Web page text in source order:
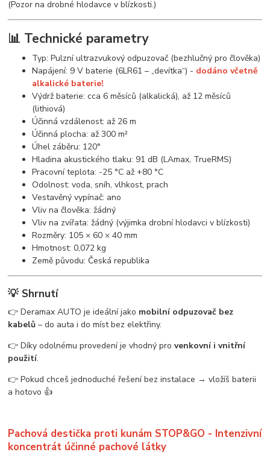
(Pozor na drobné hlodavce v blízkosti.)
📊 Technické parametry
Typ: Pulzní ultrazvukový odpuzovač (bezhlučný pro člověka)
Napájení: 9 V baterie (6LR61 – „devítka“) - dodáno včetně
alkalické baterie!
Výdrž baterie: cca 6 měsíců (alkalická), až 12 měsíců
(lithiová)
Účinná vzdálenost: až 26 m
Účinná plocha: až 300 m²
Úhel záběru: 120°
Hladina akustického tlaku: 91 dB (LAmax, TrueRMS)
Pracovní teplota: -25 °C až +80 °C
Odolnost: voda, sníh, vlhkost, prach
Vestavěný vypínač: ano
Vliv na člověka: žádný
Vliv na zvířata: žádný (výjimka drobní hlodavci v blízkosti)
Rozměry: 105 × 60 × 40 mm
Hmotnost: 0,072 kg
Země původu: Česká republika
💡 Shrnutí
👉 Deramax AUTO je ideální jako mobilní odpuzovač bez
kabelů – do auta i do míst bez elektřiny.
👉 Díky odolnému provedení je vhodný provenkovní i vnitřní
použití.
👉 Pokud chceš jednoduché řešení bez instalace → vložíš baterii
a hotovo 👍
Pachová destička proti kunám STOP&GO - Intenzivní
koncentrát účinné pachové látky